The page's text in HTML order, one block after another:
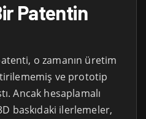
Patentin
o zamanın üretim
ve prototip
Ancak hesaplamalı
baskıdaki ilerlemeler,